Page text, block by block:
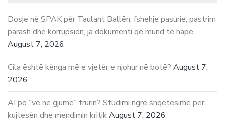
Dosje në SPAK për Taulant Ballën, fshehje pasurie, pastrim
parash dhe korrupsion, ja dokumenti që mund të hapë…
August 7, 2026
Cila është kënga më e vjetër e njohur në botë? August 7,
2026
AI po “vë në gjumë” trurin? Studimi ngre shqetësime për
kujtesën dhe mendimin kritikAugust 7, 2026